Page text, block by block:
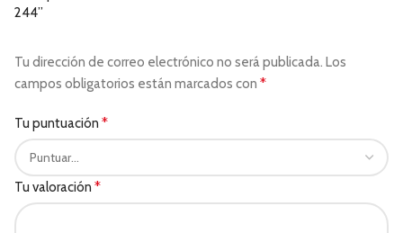
244”
Tu dirección de correo electrónico no será publicada. Los
campos obligatorios están marcados con *
Tu puntuación *
Tu valoración *